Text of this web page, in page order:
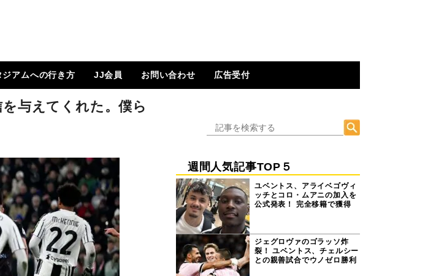
ジアムへの行き方
めに
To Go ?
JJ会員
JJ会員とは
ログイン
会員ページ
登録方法（図解）
お問い合わせ 広告受付
与えてくれた。僕ら
週間人気記事TOP５
ユベントス、アライベゴヴィ
ッチとコロ・ムアニの加入を
公式発表！ 完全移籍で獲得
ジェグロヴァのゴラッソ炸
裂！ ユベントス、チェルシー
との親善試合でウノゼロ勝利